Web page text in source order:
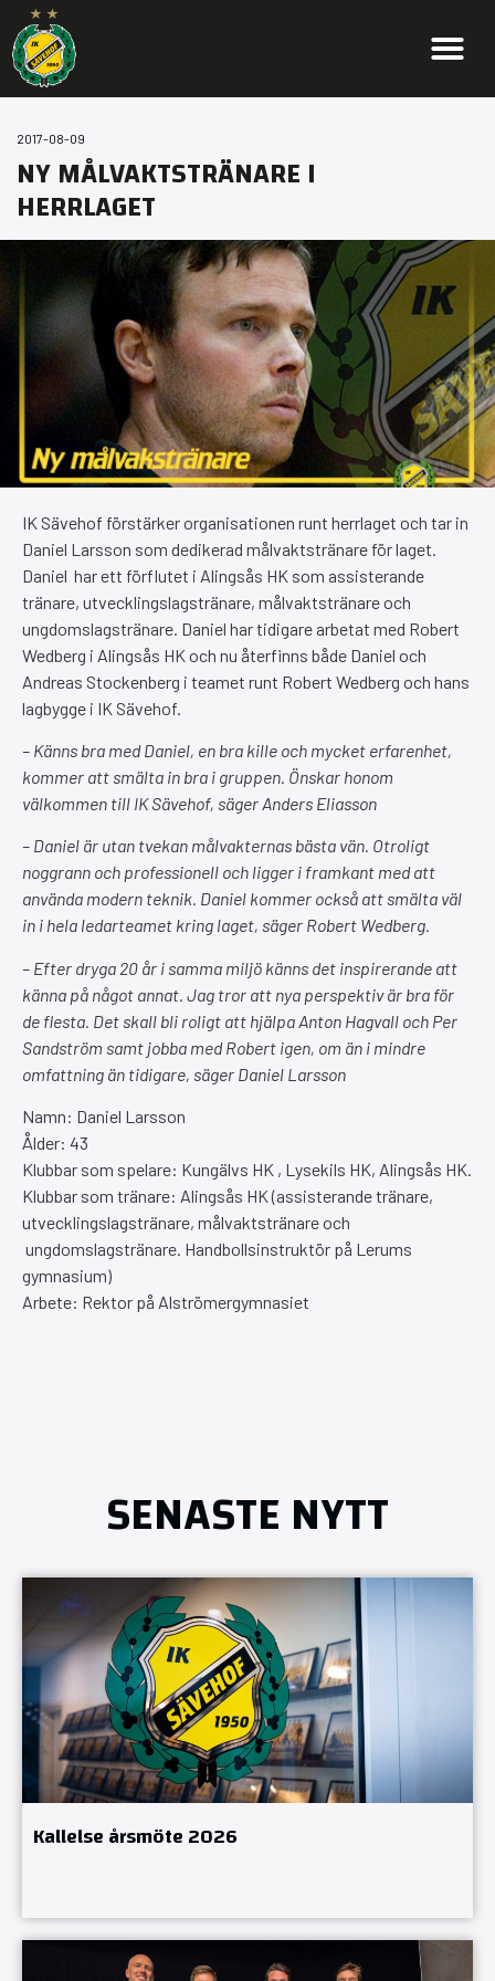
2017-08-09
NY MÅLVAKTSTRÄNARE I
HERRLAGET
IK Sävehof förstärker organisationen runt herrlaget och tar in
Daniel Larsson som dedikerad målvaktstränare för laget.
Daniel har ett förflutet i Alingsås HK som assisterande
tränare, utvecklingslagstränare, målvaktstränare och
ungdomslagstränare. Daniel har tidigare arbetat med Robert
Wedberg i Alingsås HK och nu återfinns både Daniel och
Andreas Stockenberg i teamet runt Robert Wedberg och hans
lagbygge i IK Sävehof.
– Känns bra med Daniel, en bra kille och mycket erfarenhet,
kommer att smälta in bra i gruppen. Önskar honom
välkommen till IK Sävehof, säger Anders Eliasson
– Daniel är utan tvekan målvakternas bästa vän. Otroligt
noggrann och professionell och ligger i framkant med att
använda modern teknik. Daniel kommer också att smälta väl
in i hela ledarteamet kring laget, säger Robert Wedberg.
– Efter dryga 20 år i samma miljö känns det inspirerande att
känna på något annat. Jag tror att nya perspektiv är bra för
de flesta. Det skall bli roligt att hjälpa Anton Hagvall och Per
Sandström samt jobba med Robert igen, om än i mindre
omfattning än tidigare, säger Daniel Larsson
Namn: Daniel Larsson
Ålder: 43
Klubbar som spelare: Kungälvs HK , Lysekils HK, Alingsås HK.
Klubbar som tränare: Alingsås HK (assisterande tränare,
utvecklingslagstränare, målvaktstränare och
ungdomslagstränare. Handbollsinstruktör på Lerums
gymnasium)
Arbete: Rektor på Alströmergymnasiet
SENASTE NYTT
Kallelse årsmöte 2026